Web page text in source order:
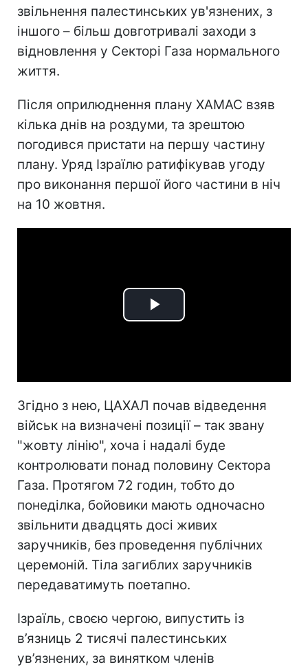
звільнення палестинських ув'язнених, з
іншого – більш довготривалі заходи з
відновлення у Секторі Газа нормального
життя.
Після оприлюднення плану ХАМАС взяв
кілька днів на роздуми, та зрештою
погодився пристати на першу частину
плану. Уряд Ізраїлю ратифікував угоду
про виконання першої його частини в ніч
на 10 жовтня.
Play
Згідно з нею, ЦАХАЛ почав відведення
військ на визначені позиції – так звану
"жовту лінію", хоча і надалі буде
контролювати понад половину Сектора
Газа. Протягом 72 годин, тобто до
понеділка, бойовики мають одночасно
звільнити двадцять досі живих
заручників, без проведення публічних
церемоній. Тіла загиблих заручників
передаватимуть поетапно.
Ізраїль, своєю чергою, випустить із
в’язниць 2 тисячі палестинських
ув’язнених, за винятком членів